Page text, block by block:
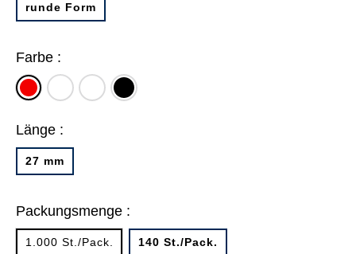
runde Form
Farbe :
rot weiß
farbig
sortiert
schwarz
Länge :
27 mm
Packungsmenge :
1.000 St./Pack. 140 St./Pack.